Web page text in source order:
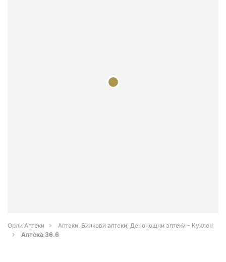
Орли Аптеки
Аптеки, Билкови аптеки, Денонощни аптеки - Куклен
Аптека 36.6